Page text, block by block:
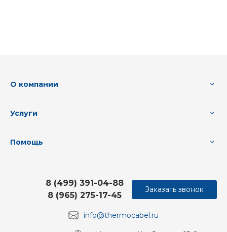
О компании
Услуги
Помощь
info@thermocabel.ru
8 (499) 391-04-88
8 (965) 275-17-45
Заказать звонок